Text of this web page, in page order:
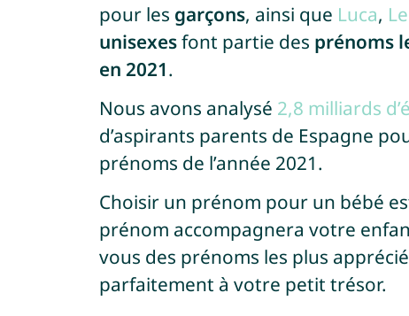
pour les garçons, ainsi que Luca,
unisexesfont partie des prénoms
en 2021.
Nous avons analysé 2,8 milliards
d’aspirants parents de Espagne
prénoms de l’année 2021.
Choisir un prénom pour un bébé
prénom accompagnera votre
vous des prénoms les plus
parfaitement à votre petit trésor.